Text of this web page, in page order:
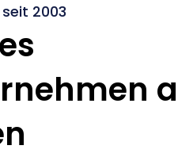
2003